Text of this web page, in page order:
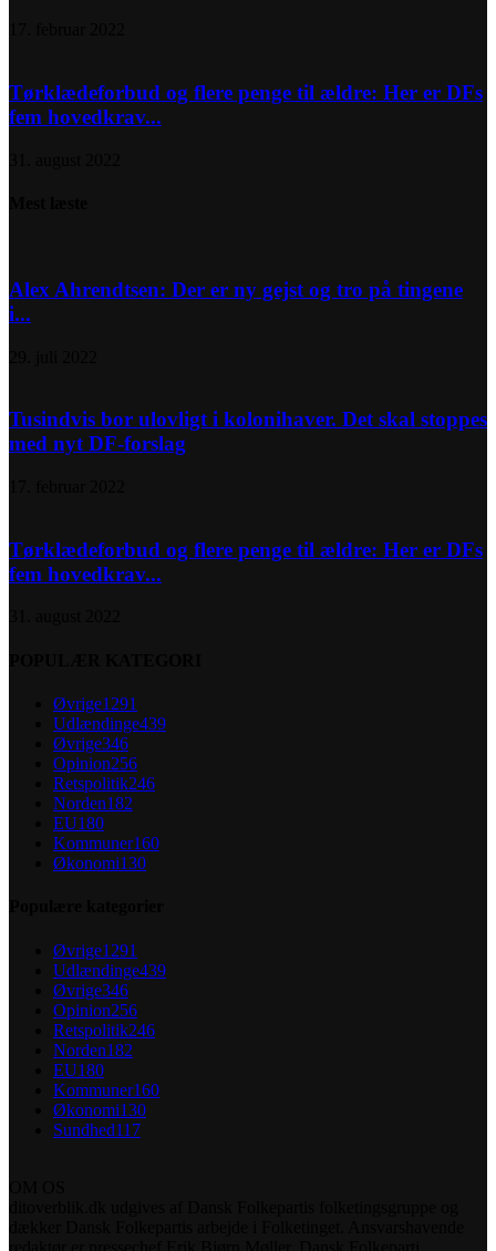
Tørklædeforbud og flere penge til ældre: Her er DFs
fem hovedkrav...
Alex Ahrendtsen: Der er ny gejst og tro på tingene
i...
Tusindvis bor ulovligt i kolonihaver. Det skal stoppes
med nyt DF-forslag
Tørklædeforbud og flere penge til ældre: Her er DFs
fem hovedkrav...
Øvrige1291
Udlændinge439
Øvrige346
Opinion256
Retspolitik246
Norden182
EU180
Kommuner160
Økonomi130
Øvrige1291
Udlændinge439
Øvrige346
Opinion256
Retspolitik246
Norden182
EU180
Kommuner160
Økonomi130
Sundhed117